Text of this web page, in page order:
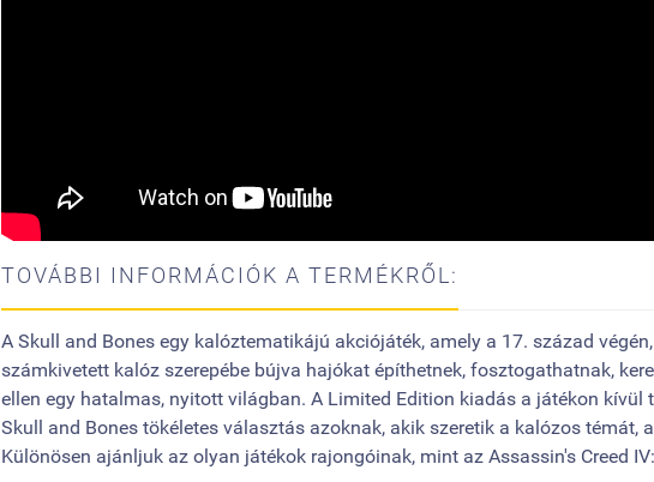
TOVÁBBI INFORMÁCIÓK A TERMÉKRŐL:
A Skull and Bones egy kalóztematikájú akciójáték, amely a 17. század
számkivetett kalóz szerepébe bújva hajókat építhetnek, fosztogathatnak,
ellen egy hatalmas, nyitott világban. A Limited Edition kiadás a játékon
Skull and Bones tökéletes választás azoknak, akik szeretik a kalózos témát,
Különösen ajánljuk az olyan játékok rajongóinak, mint az Assassin's Creed